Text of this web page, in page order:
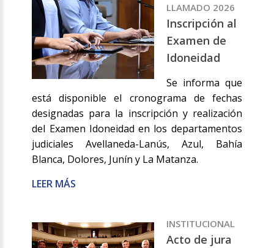
LLAMADO 2026
Inscripción al
Examen de
Idoneidad
Se informa que
está disponible el cronograma de fechas
designadas para la inscripción y realización
del Examen Idoneidad en los departamentos
judiciales Avellaneda-Lanús, Azul, Bahía
Blanca, Dolores, Junín y La Matanza.
LEER MÁS
INSTITUCIONAL
Acto de jura